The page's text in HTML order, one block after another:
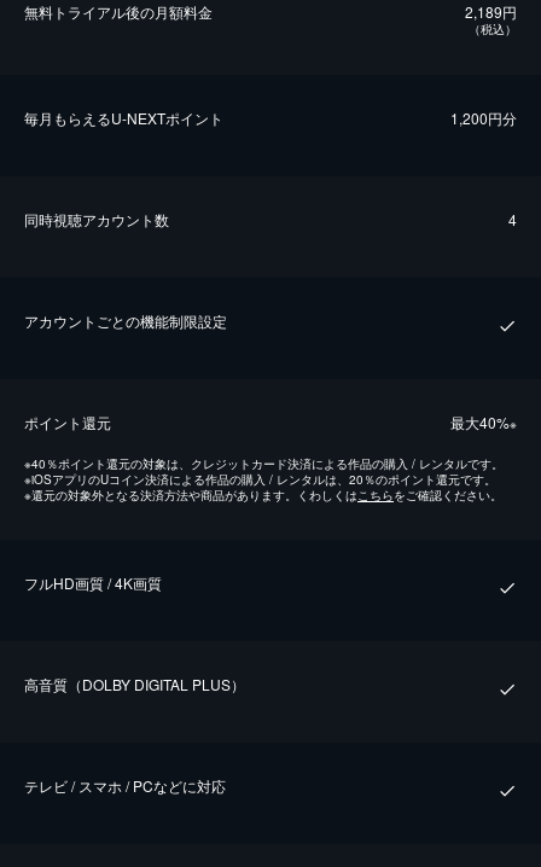
無料トライアル後の⽉額料金 2,189円
（税込）
毎⽉もらえるU-NEXTポイント 1,200円分
同時視聴アカウント数 4
アカウントごとの機能制限設定
ポイント還元 最⼤40%※
※40％ポイント還元の対象は、クレジットカード決済による作品の購入 / レンタルです。
※iOSアプリのUコイン決済による作品の購入 / レンタルは、20％のポイント還元です。
※還元の対象外となる決済方法や商品があります。くわしくはこちらをご確認ください。
フルHD画質 / 4K画質
⾼⾳質（DOLBY DIGITAL PLUS）
テレビ / スマホ / PCなどに対応